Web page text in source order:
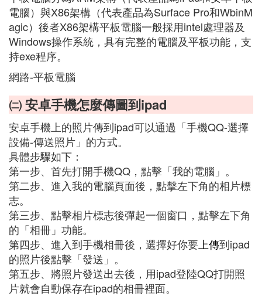
電腦）與X86架構（代表產品為Surface Pro和WbinM
agic）後者X86架構平板電腦一般採用intel處理器及
Windows操作系統，具有完整的電腦及平板功能，支
持exe程序。
網路-平板電腦
㈡ 安卓手機怎麼傳圖到ipad
安卓手機上的照片傳到ipad可以通過「手機QQ-選擇
設備-傳送照片」的方式。
具體步驟如下：
第一步、首先打開手機QQ，點擊「我的電腦」。
第二步、進入我的電腦頁面後，點擊左下角的相片標
志。
第三步、點擊相片標志後彈起一個窗口，點擊左下角
的「相冊」功能。
第四步、進入到手機相冊後，選擇好你要 上傳到ipad
的照片後點擊「發送」。
第五步、將照片發送出去後，用ipad登陸QQ打開照
片就會自動保存在ipad的相冊裡面。